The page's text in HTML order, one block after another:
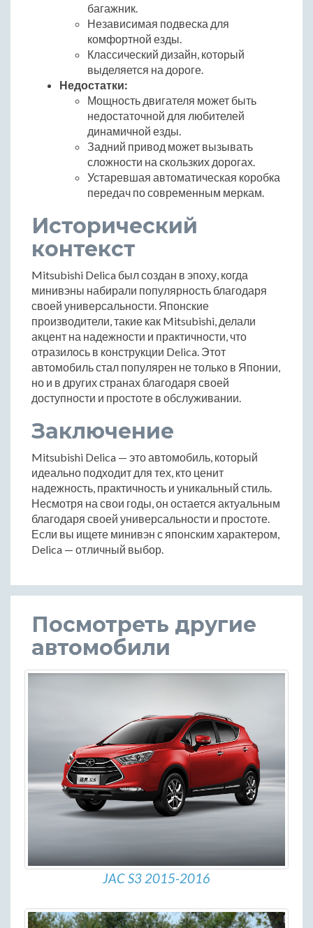
багажник.
Независимая подвеска для
комфортной езды.
Классический дизайн, который
выделяется на дороге.
Недостатки:
Мощность двигателя может быть
недостаточной для любителей
динамичной езды.
Задний привод может вызывать
сложности на скользких дорогах.
Устаревшая автоматическая коробка
передач по современным меркам.
Исторический
контекст
Mitsubishi Delica был создан в эпоху, когда
минивэны набирали популярность благодаря
своей универсальности. Японские
производители, такие как Mitsubishi, делали
акцент на надежности и практичности, что
отразилось в конструкции Delica. Этот
автомобиль стал популярен не только в Японии,
но и в других странах благодаря своей
доступности и простоте в обслуживании.
Заключение
Mitsubishi Delica — это автомобиль, который
идеально подходит для тех, кто ценит
надежность, практичность и уникальный стиль.
Несмотря на свои годы, он остается актуальным
благодаря своей универсальности и простоте.
Если вы ищете минивэн с японским характером,
Delica — отличный выбор.
Посмотреть другие
автомобили
JAC S3 2015-2016